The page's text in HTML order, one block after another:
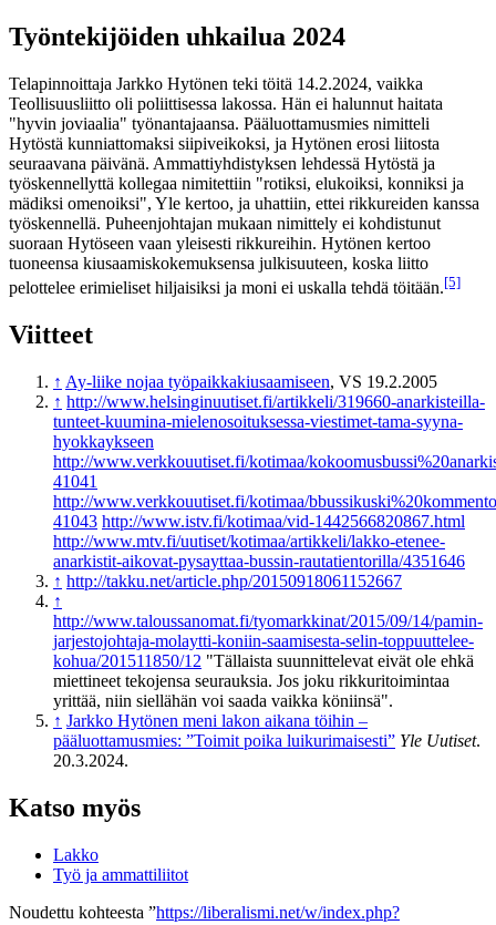
Työntekijöiden uhkailua 2024
Telapinnoittaja Jarkko Hytönen teki töitä 14.2.2024, vaikka
Teollisuusliitto oli poliittisessa lakossa. Hän ei halunnut haitata
"hyvin joviaalia" työnantajaansa. Pääluottamusmies nimitteli
Hytöstä kunniattomaksi siipiveikoksi, ja Hytönen erosi liitosta
seuraavana päivänä. Ammattiyhdistyksen lehdessä Hytöstä ja
työskennellyttä kollegaa nimitettiin "rotiksi, elukoiksi, konniksi ja
mädiksi omenoiksi", Yle kertoo, ja uhattiin, ettei rikkureiden kanssa
työskennellä. Puheenjohtajan mukaan nimittely ei kohdistunut
suoraan Hytöseen vaan yleisesti rikkureihin. Hytönen kertoo
tuoneensa kiusaamiskokemuksensa julkisuuteen, koska liitto
pelottelee erimieliset hiljaisiksi ja moni ei uskalla tehdä töitään.[5]
Viitteet
↑ Ay-liike nojaa työpaikkakiusaamiseen, VS 19.2.2005
↑ http://www.helsinginuutiset.fi/artikkeli/319660-anarkisteilla-
tunteet-kuumina-mielenosoituksessa-viestimet-tama-syyna-
hyokkaykseen
http://www.verkkouutiset.fi/kotimaa/
41041
http://www.verkkouutiset.fi/kotimaa/
41043 http://www.istv.fi/kotimaa/vid-1442566820867.html
http://www.mtv.fi/uutiset/kotimaa/artikkeli/lakko-etenee-
anarkistit-aikovat-pysayttaa-bussin-rautatientorilla/4351646
↑ http://takku.net/article.php/20150918061152667
↑
http://www.taloussanomat.fi/tyomarkkinat/2015/09/14/pamin-
jarjestojohtaja-molaytti-koniin-saamisesta-selin-toppuuttelee-
kohua/201511850/12 "Tällaista suunnittelevat eivät ole ehkä
miettineet tekojensa seurauksia. Jos joku rikkuritoimintaa
yrittää, niin siellähän voi saada vaikka köniinsä".
↑ Jarkko Hytönen meni lakon aikana töihin –
pääluottamusmies: ”Toimit poika luikurimaisesti” Yle Uutiset.
20.3.2024.
Katso myös
Lakko
Työ ja ammattiliitot
Noudettu kohteesta ”https://liberalismi.net/w/index.php?